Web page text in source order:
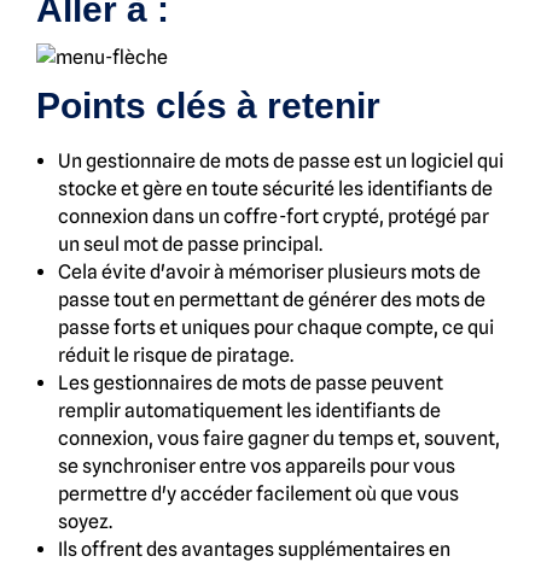
Aller à :
Points clés à retenir
Un gestionnaire de mots de passe est un logiciel qui
stocke et gère en toute sécurité les identifiants de
connexion dans un coffre-fort crypté, protégé par
un seul mot de passe principal.
Cela évite d'avoir à mémoriser plusieurs mots de
passe tout en permettant de générer des mots de
passe forts et uniques pour chaque compte, ce qui
réduit le risque de piratage.
Les gestionnaires de mots de passe peuvent
remplir automatiquement les identifiants de
connexion, vous faire gagner du temps et, souvent,
se synchroniser entre vos appareils pour vous
permettre d'y accéder facilement où que vous
soyez.
Ils offrent des avantages supplémentaires en